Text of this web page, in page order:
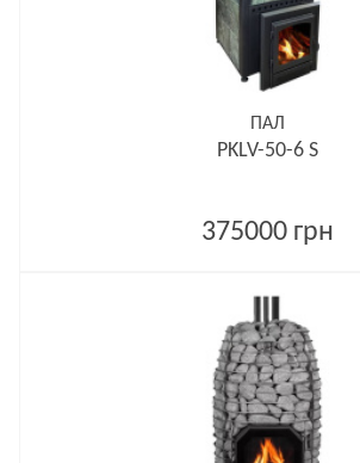
ПАЛ
PKLV-50-6 S
375000 грн